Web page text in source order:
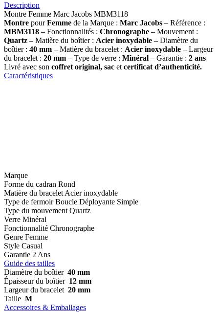
Description
Montre Femme Marc Jacobs MBM3118
Montre pourFemme de la Marque : Marc Jacobs – Référence :
MBM3118 – Fonctionnalités : Chronographe – Mouvement :
Quartz – Matière du boîtier : Acier inoxydable – Diamètre du
boîtier : 40 mm – Matière du bracelet : Acier inoxydable – Largeur
du bracelet : 20 mm – Type de verre : Minéral – Garantie : 2 ans
Livré avec son coffret original, sac et certificat d’authenticité.
Caractéristiques
Marque
Forme du cadran Rond
Matière du bracelet Acier inoxydable
Type de fermoir Boucle Déployante Simple
Type du mouvement Quartz
Verre Minéral
Fonctionnalité Chronographe
Genre Femme
Style Casual
Garantie 2 Ans
Guide des tailles
Diamètre du boîtier 40 mm
Épaisseur du boîtier 12 mm
Largeur du bracelet 20 mm
Taille M
Accessoires & Emballages